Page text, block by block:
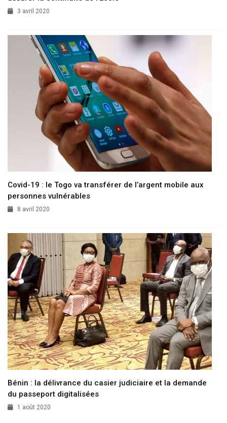
3 avril 2020
Covid-19 : le Togo va transférer de l’argent mobile aux
personnes vulnérables
8 avril 2020
Bénin : la délivrance du casier judiciaire et la demande
du passeport digitalisées
1 août 2020